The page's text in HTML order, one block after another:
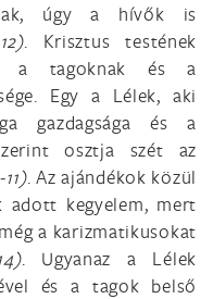
úgy a hívők is
. Krisztus testének
a tagoknak és a
Egy a Lélek, aki
gazdagsága és a
osztja szét az
. Az ajándékok közül
adott kegyelem, mert
a karizmatikusokat
. Ugyanaz a Lélek
és a tagok belső